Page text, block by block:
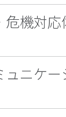
危機対
ュニケ